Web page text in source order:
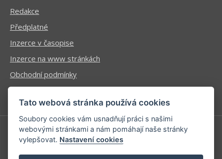
Redakce
Předplatné
Inzerce v časopise
Inzerce na www stránkách
Obchodní podmínky
Ochrana osobních údajů
Příhlášení | Registrace
Kontaktní informace
Tato webová stránka používá cookies
Soubory cookies vám usnadňují práci s našimi
webovými stránkami a nám pomáhají naše stránky
vylepšovat. Nastavení cookies